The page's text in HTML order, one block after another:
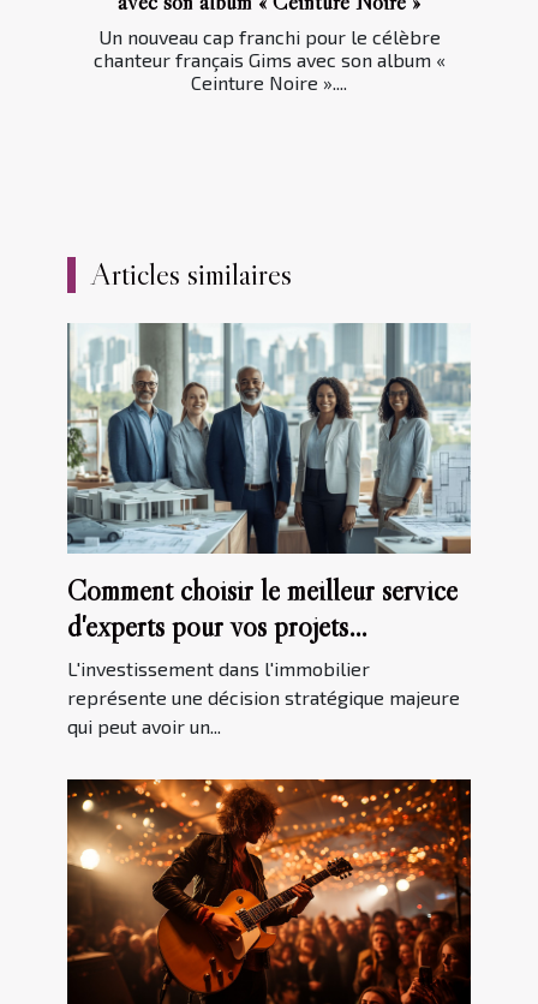
Un nouveau cap franchi pour le célèbre
chanteur français Gims avec son album «
Ceinture Noire »....
Articles similaires
Comment choisir le meilleur service
d'experts pour vos projets
immobiliers
L'investissement dans l'immobilier
représente une décision stratégique majeure
qui peut avoir un...